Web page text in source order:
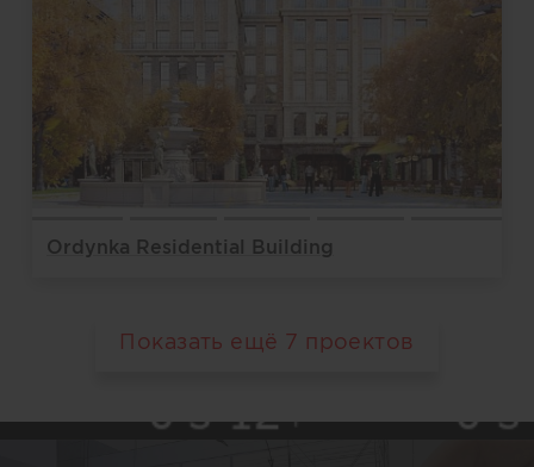
Ordynka Residential Building
Показать ещё 7 проектов